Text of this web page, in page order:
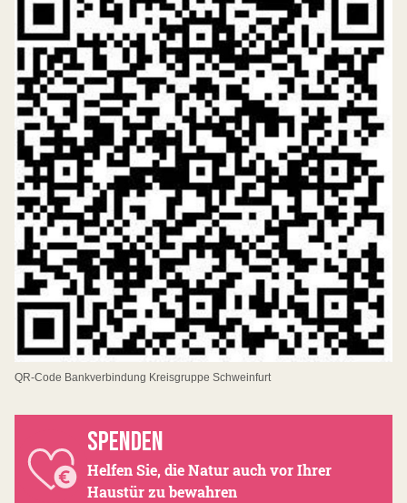
QR-Code Bankverbindung Kreisgruppe Schweinfurt
SPENDEN
Helfen Sie, die Natur auch vor Ihrer
Haustür zu bewahren